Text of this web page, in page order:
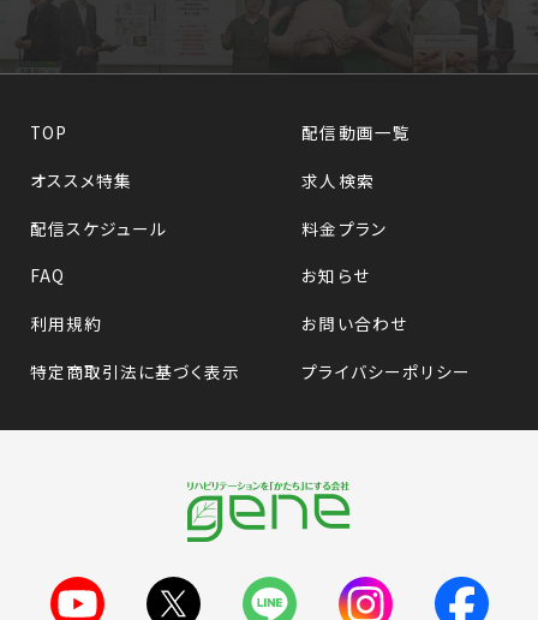
TOP
配信動画一覧
オススメ特集
求人検索
配信スケジュール
料金プラン
FAQ
お知らせ
利用規約
お問い合わせ
特定商取引法に基づく表示
プライバシーポリシー